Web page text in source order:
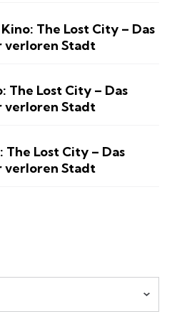
The Lost City – Das
verloren Stadt
The Lost City – Das
verloren Stadt
The Lost City – Das
verloren Stadt